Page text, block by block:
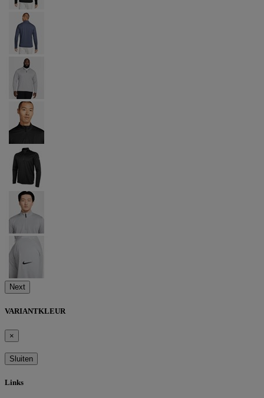
Next
VARIANTKLEUR
×
Sluiten
Links